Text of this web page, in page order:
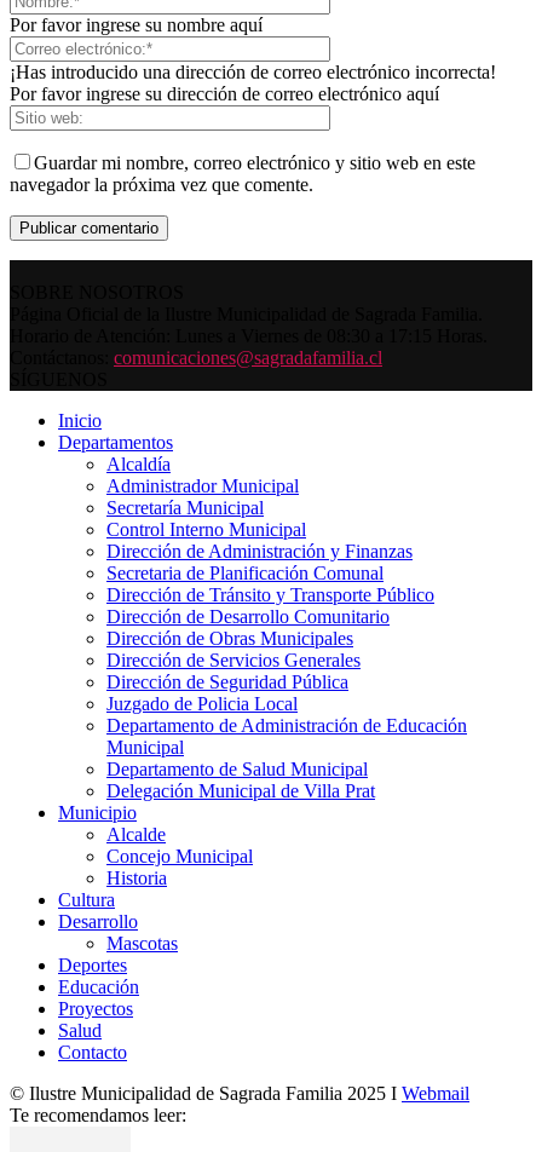
Por favor ingrese su nombre aquí
¡Has introducido una dirección de correo electrónico incorrecta!
Por favor ingrese su dirección de correo electrónico aquí
Guardar mi nombre, correo electrónico y sitio web en este
navegador la próxima vez que comente.
comunicaciones@sagradafamilia.cl
Inicio
Departamentos
Alcaldía
Administrador Municipal
Secretaría Municipal
Control Interno Municipal
Dirección de Administración y Finanzas
Secretaria de Planificación Comunal
Dirección de Tránsito y Transporte Público
Dirección de Desarrollo Comunitario
Dirección de Obras Municipales
Dirección de Servicios Generales
Dirección de Seguridad Pública
Juzgado de Policia Local
Departamento de Administración de Educación
Municipal
Departamento de Salud Municipal
Delegación Municipal de Villa Prat
Municipio
Alcalde
Concejo Municipal
Historia
Cultura
Desarrollo
Mascotas
Deportes
Educación
Proyectos
Salud
Contacto
© Ilustre Municipalidad de Sagrada Familia 2025 I Webmail
Te recomendamos leer: